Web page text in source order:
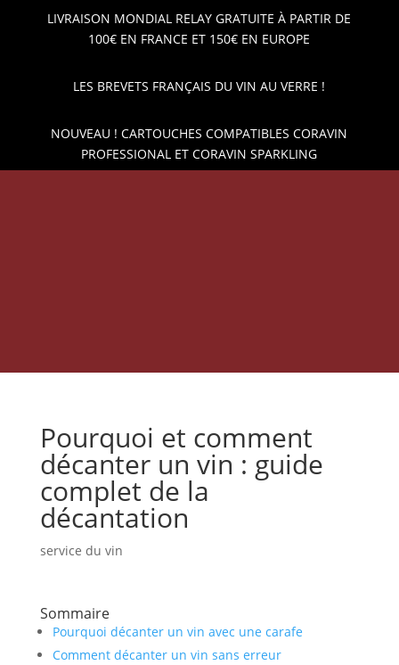
LIVRAISON MONDIAL RELAY GRATUITE À PARTIR DE
100€ EN FRANCE ET 150€ EN EUROPE
LES BREVETS FRANÇAIS DU VIN AU VERRE !
NOUVEAU ! CARTOUCHES COMPATIBLES CORAVIN
PROFESSIONAL ET CORAVIN SPARKLING
Pourquoi et comment
décanter un vin : guide
complet de la
décantation
service du vin
Sommaire
Pourquoi décanter un vin avec une carafe
Comment décanter un vin sans erreur